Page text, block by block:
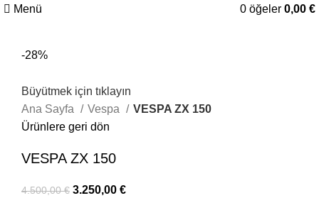
Menü 0 öğeler 0,00 €
-28%
Büyütmek için tıklayın
Ana Sayfa
Vespa
VESPA ZX 150
Ürünlere geri dön
VESPA ZX 150
4.500,00€ 3.250,00 €